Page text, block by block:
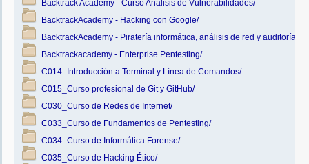
Backtrack Academy - Curso Análisis de Vulnerabilidades/
BacktrackAcademy - Hacking con Google/
BacktrackAcademy - Piratería informática, análisis de red y auditorías
Backtrackacademy - Enterprise Pentesting/
C014_Introducción a Terminal y Línea de Comandos/
C015_Curso profesional de Git y GitHub/
C030_Curso de Redes de Internet/
C033_Curso de Fundamentos de Pentesting/
C034_Curso de Informática Forense/
C035_Curso de Hacking Ético/